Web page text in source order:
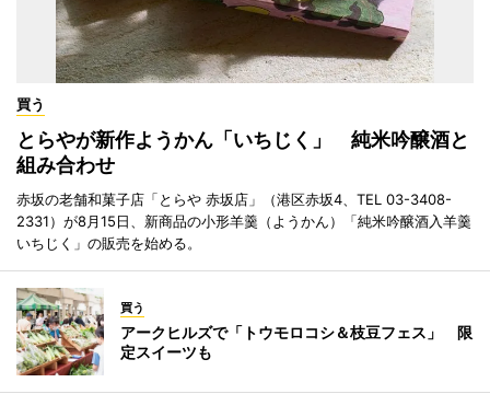
買う
とらやが新作ようかん「いちじく」 純米吟醸酒と
組み合わせ
赤坂の老舗和菓子店「とらや 赤坂店」（港区赤坂4、TEL 03-3408-
2331）が8月15日、新商品の小形羊羹（ようかん）「純米吟醸酒入羊羹
いちじく」の販売を始める。
買う
アークヒルズで「トウモロコシ＆枝豆フェス」 限
定スイーツも